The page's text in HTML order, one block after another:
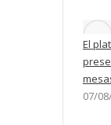
El
07/